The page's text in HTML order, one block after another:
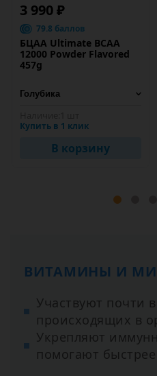
3 990 ₽
79.8 баллов
БЦАА Ultimate BCAA
12000 Powder Flavored
457g
Купить в 1 клик
В корзину
ВИТАМИНЫ И
Участвуют почти
происходящих в
Укрепляют
помогают